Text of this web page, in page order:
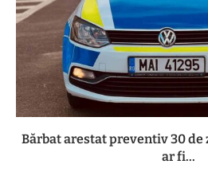
Bărbat arestat preventiv 30 de
ar fi...